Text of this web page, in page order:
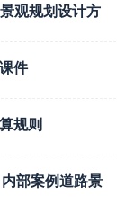
观规划设计方
件
规则
内部案例道路景